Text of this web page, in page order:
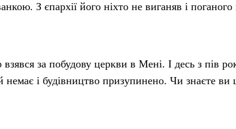
З єпархії його ніхто не виганяв і
за побудову церкви в Мені. І десь з пів
немає і будівництво призупинено. Чи знаєте